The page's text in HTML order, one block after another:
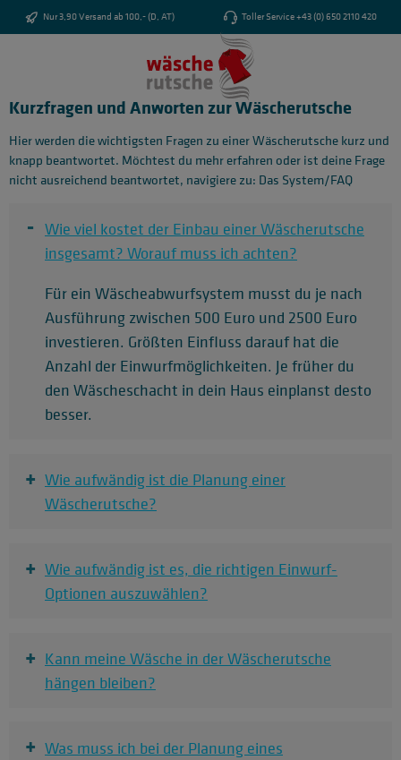
Zum Hauptinhalt springen
Nur 3,90 Versand ab 100,- (D, AT) Toller Service +43 (0) 650 2110 420
Kurzfragen und Anworten zur Wäscherutsche
Hier werden die wichtigsten Fragen zu einer Wäscherutsche kurz und
knapp beantwortet. Möchtest du mehr erfahren oder ist deine Frage
nicht ausreichend beantwortet, navigiere zu: Das System/FAQ
- Wie viel kostet der Einbau einer Wäscherutsche
insgesamt? Worauf muss ich achten?
Für ein Wäscheabwurfsystem musst du je nach
Ausführung zwischen 500 Euro und 2500 Euro
investieren. Größten Einfluss darauf hat die
Anzahl der Einwurfmöglichkeiten. Je früher du
den Wäscheschacht in dein Haus einplanst desto
besser.
+ Wie aufwändig ist die Planung einer
Wäscherutsche?
+ Wie aufwändig ist es, die richtigen Einwurf-
Optionen auszuwählen?
+ Kann meine Wäsche in der Wäscherutsche
hängen bleiben?
+ Was muss ich bei der Planung eines